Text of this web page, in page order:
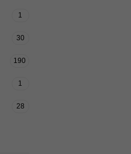
1
30
190
1
28